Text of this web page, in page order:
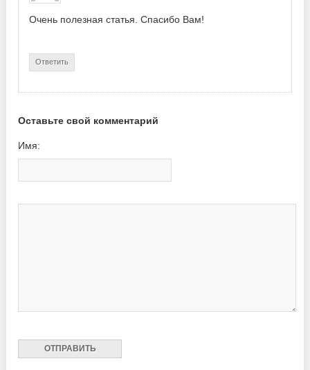
Очень полезная статья. Спасибо Вам!
Ответить
Оставьте свой комментарий
Имя: